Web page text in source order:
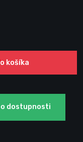
Pridať do košíka
dostupnosti